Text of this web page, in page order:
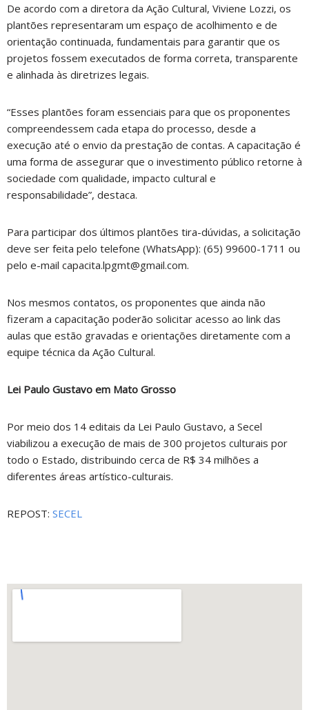
De acordo com a diretora da Ação Cultural, Viviene Lozzi, os
plantões representaram um espaço de acolhimento e de
orientação continuada, fundamentais para garantir que os
projetos fossem executados de forma correta, transparente
e alinhada às diretrizes legais.
“Esses plantões foram essenciais para que os proponentes
compreendessem cada etapa do processo, desde a
execução até o envio da prestação de contas. A capacitação é
uma forma de assegurar que o investimento público retorne à
sociedade com qualidade, impacto cultural e
responsabilidade”, destaca.
Para participar dos últimos plantões tira-dúvidas, a solicitação
deve ser feita pelo telefone (WhatsApp): (65) 99600-1711 ou
pelo e-mail capacita.lpgmt@gmail.com.
Nos mesmos contatos, os proponentes que ainda não
fizeram a capacitação poderão solicitar acesso ao link das
aulas que estão gravadas e orientações diretamente com a
equipe técnica da Ação Cultural.
Lei Paulo Gustavo em Mato Grosso
Por meio dos 14 editais da Lei Paulo Gustavo, a Secel
viabilizou a execução de mais de 300 projetos culturais por
todo o Estado, distribuindo cerca de R$ 34 milhões a
diferentes áreas artístico-culturais.
REPOST: SECEL